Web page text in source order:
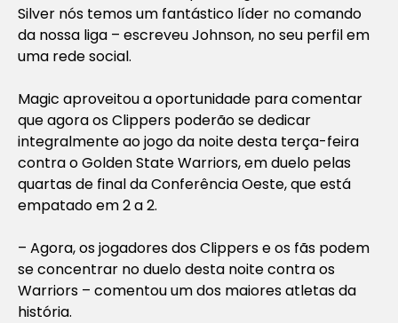
Silver nós temos um fantástico líder no comando
da nossa liga – escreveu Johnson, no seu perfil em
uma rede social.
Magic aproveitou a oportunidade para comentar
que agora os Clippers poderão se dedicar
integralmente ao jogo da noite desta terça-feira
contra o Golden State Warriors, em duelo pelas
quartas de final da Conferência Oeste, que está
empatado em 2 a 2.
– Agora, os jogadores dos Clippers e os fãs podem
se concentrar no duelo desta noite contra os
Warriors – comentou um dos maiores atletas da
história.